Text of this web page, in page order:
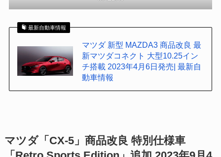
最新自動車情報
マツダ 新型 MAZDA3 商品改良 最
新マツダコネクト 大型10.25イン
チ搭載 2023年4月6日発売| 最新自
動車情報
マツダ「CX-5」商品改良 特別仕様車